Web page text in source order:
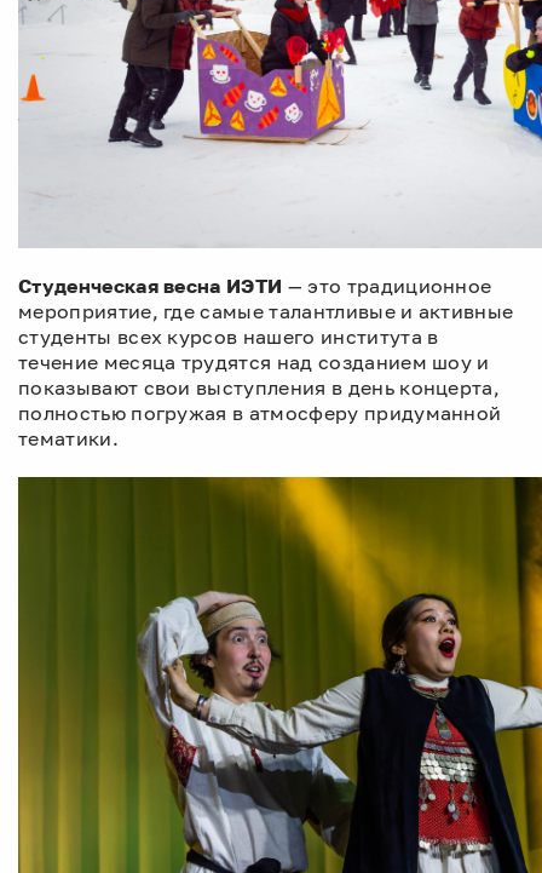
Студенческая весна ИЭТИ — это традиционное
мероприятие, где самые талантливые и активные
студенты всех курсов нашего института в
течение месяца трудятся над созданием шоу и
показывают свои выступления в день концерта,
полностью погружая в атмосферу придуманной
тематики.